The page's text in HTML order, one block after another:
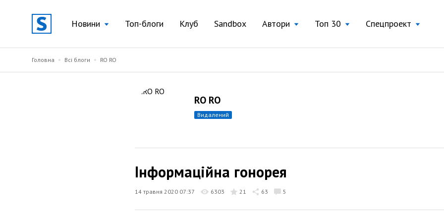
Новини Топ-блоги Клуб Sandbox Автори Топ 30 Спецпроект
Головна Всі блоги RO RO
RO RO
видалений
Інформаційна гонорея
14 травня 2020 07:37 6303 21 63 5